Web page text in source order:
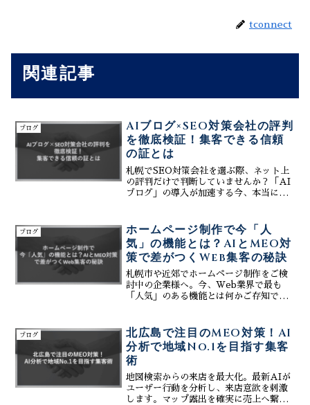
tconnect
関連記事
ブログ
AIブログ×SEO対策会社の評判
を徹底検証！集客できる信頼
の証とは
札幌でSEO対策会社を選ぶ際、ネット上
の評判だけで判断していませんか？「AI
ブログ」の導入が加速する今、本当に見
技術力です。この記事では、評判の裏に
ある業者の実態と、失敗しないパートナ
ー選びの基準を徹底検証。株式会社ティ
ーコネクトは、生成AIとMEO対策を統
合した独自のWeb戦略で、貴社のビジネ
スを成功へ導きます。信頼できるプロの
見分け方をぜひご覧ください。
ブログ
ホームページ制作で今「人
気」の機能とは？AIとMEO対
策で差がつくWeb集客の秘訣
札幌市や近郊でホームページ制作をご検
討中の企業様へ。今、Web業界で最も
「人気」のある機能とは何かご存知でし
Googleマップ上位表示（MEO対策）を
標準装備した「集客できるシステム」で
す。株式会社ティーコネクトは、これら
を全て含んだWebサイトを初期費用0
円、月額3万円～で提供しています。競合
他社と差をつける最新のWeb集客術を徹
底解説します。
ブログ
北広島で注目のMEO対策！AI
分析で地域No.1を目指す集客
術
地図検索からの来店を最大化。最新AIが
ユーザー行動を分析し、来店意欲を刺激
します。マップ露出を確実に売上へ繋げ